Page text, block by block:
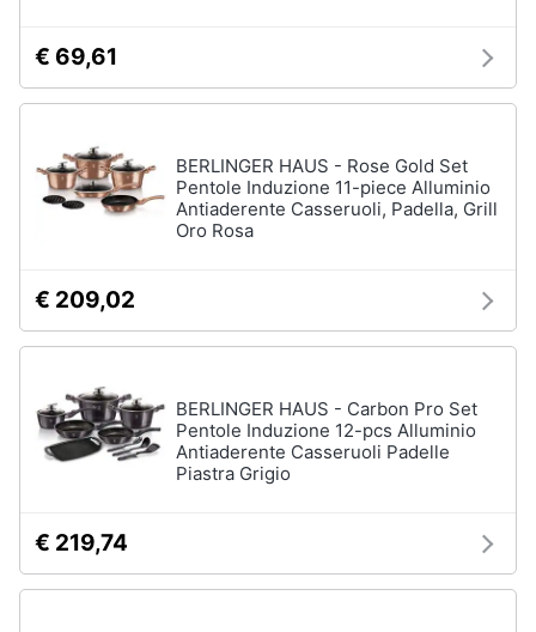
€ 69,61
BERLINGER HAUS - Rose Gold Set
Pentole Induzione 11-piece Alluminio
Antiaderente Casseruoli, Padella, Grill
Oro Rosa
€ 209,02
BERLINGER HAUS - Carbon Pro Set
Pentole Induzione 12-pcs Alluminio
Antiaderente Casseruoli Padelle
Piastra Grigio
€ 219,74